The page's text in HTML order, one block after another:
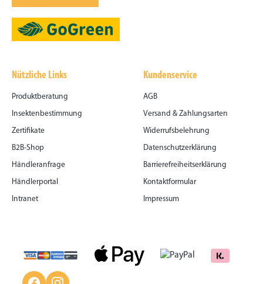
Nützliche Links
Produktberatung
Insektenbestimmung
Zertifikate
B2B-Shop
Händleranfrage
Händlerportal
Intranet
Kundenservice
AGB
Versand & Zahlungsarten
Widerrufsbelehrung
Datenschutzerklärung
Barrierefreiheitserklärung
Kontaktformular
Impressum